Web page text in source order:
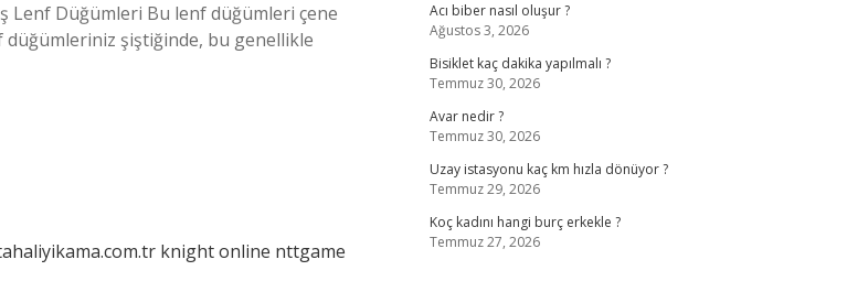
Lenf Düğümleri Bu lenf düğümleri çene
düğümleriniz şiştiğinde, bu genellikle
knight online nttgame
Acı biber nasıl oluşur ?
Ağustos 3, 2026
Bisiklet kaç dakika yapılmalı ?
Temmuz 30, 2026
Avar nedir ?
Temmuz 30, 2026
Uzay istasyonu kaç km hızla dönüyor ?
Temmuz 29, 2026
Koç kadını hangi burç erkekle ?
Temmuz 27, 2026